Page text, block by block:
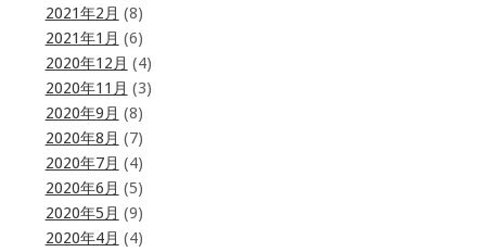
2021年2月 (8)
2021年1月 (6)
2020年12月 (4)
2020年11月 (3)
2020年9月 (8)
2020年8月 (7)
2020年7月 (4)
2020年6月 (5)
2020年5月 (9)
2020年4月 (4)